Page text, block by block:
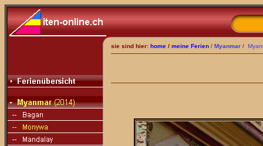
sie sind hier: home / meine Ferien / Myanmar /